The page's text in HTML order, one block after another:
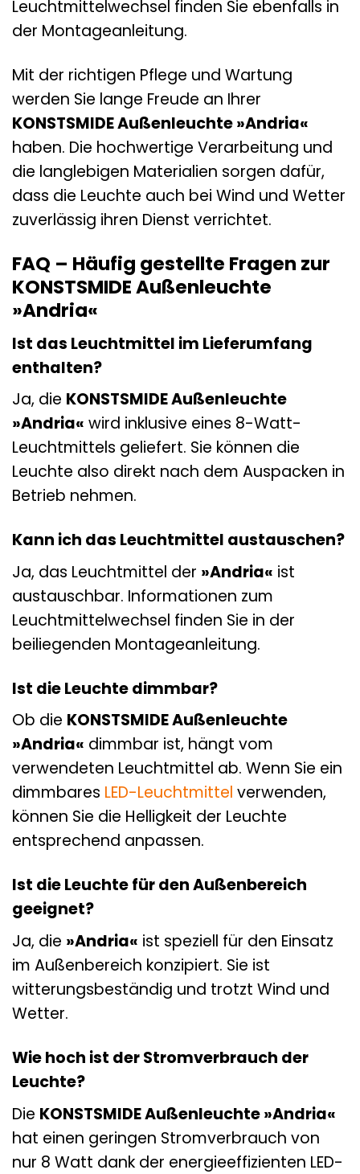
Leuchtmittelwechsel finden Sie ebenfalls in
der Montageanleitung.
Mit der richtigen Pflege und Wartung
werden Sie lange Freude an Ihrer
KONSTSMIDE Außenleuchte »Andria«
haben. Die hochwertige Verarbeitung und
die langlebigen Materialien sorgen dafür,
dass die Leuchte auch bei Wind und Wetter
zuverlässig ihren Dienst verrichtet.
FAQ – Häufig gestellte Fragen zur
KONSTSMIDE Außenleuchte
»Andria«
Ist das Leuchtmittel im Lieferumfang
enthalten?
Ja, die KONSTSMIDE Außenleuchte
»Andria« wird inklusive eines 8-Watt-
Leuchtmittels geliefert. Sie können die
Leuchte also direkt nach dem Auspacken in
Betrieb nehmen.
Kann ich das Leuchtmittel austauschen?
Ja, das Leuchtmittel der »Andria« ist
austauschbar. Informationen zum
Leuchtmittelwechsel finden Sie in der
beiliegenden Montageanleitung.
Ist die Leuchte dimmbar?
Ob die KONSTSMIDE Außenleuchte
»Andria« dimmbar ist, hängt vom
verwendeten Leuchtmittel ab. Wenn Sie ein
dimmbares LED-Leuchtmittel verwenden,
können Sie die Helligkeit der Leuchte
entsprechend anpassen.
Ist die Leuchte für den Außenbereich
geeignet?
Ja, die »Andria« ist speziell für den Einsatz
im Außenbereich konzipiert. Sie ist
witterungsbeständig und trotzt Wind und
Wetter.
Wie hoch ist der Stromverbrauch der
Leuchte?
Die KONSTSMIDE Außenleuchte »Andria«
hat einen geringen Stromverbrauch von
nur 8 Watt dank der energieeffizienten LED-